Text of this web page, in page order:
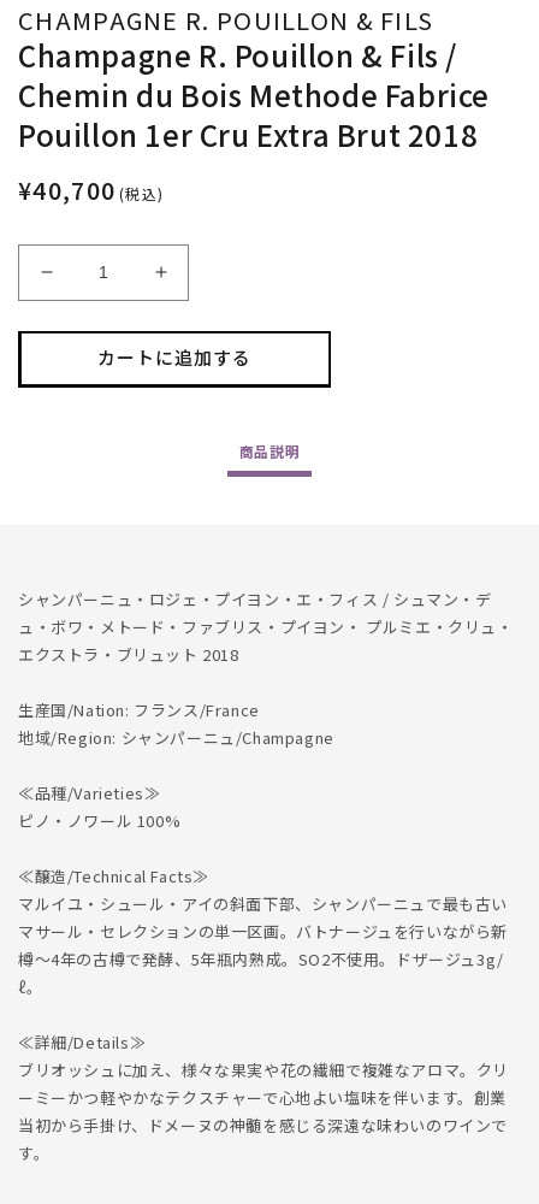
CHAMPAGNE R. POUILLON & FILS
Champagne R. Pouillon & Fils /
Chemin du Bois Methode Fabrice
Pouillon 1er Cru Extra Brut 2018
¥40,700 (税込)
Champagne
R.
Pouillon
&amp;
Fils
Cru
Extra
Brut
の
数
を
減
す
Champagne
R.
Pouillon
&amp;
Fils
Cru
Extra
Brut
の
数
増
す
カートに追加する
商品説明
シャンパーニュ・ロジェ・プイヨン・エ・フィス / シュマン・デ
ュ・ボワ・メトード・ファブリス・プイヨン・ プルミエ・クリュ・
エクストラ・ブリュット 2018
生産国/Nation: フランス/France
地域/Region: シャンパーニュ/Champagne
≪品種/Varieties≫
ピノ・ノワール 100%
≪醸造/Technical Facts≫
マルイユ・シュール・アイの斜面下部、シャンパーニュで最も古い
マサール・セレクションの単一区画。バトナージュを行いながら新
樽～4年の古樽で発酵、5年瓶内熟成。SO2不使用。ドザージュ3g/
ℓ。
≪詳細/Details≫
ブリオッシュに加え、様々な果実や花の繊細で複雑なアロマ。クリ
ーミーかつ軽やかなテクスチャーで心地よい塩味を伴います。創業
当初から手掛け、ドメーヌの神髄を感じる深遠な味わいのワインで
す。